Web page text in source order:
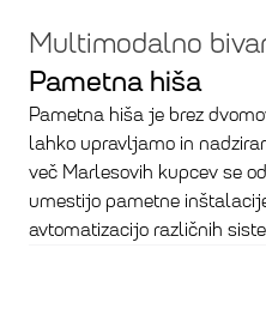
Multimodalno
Pametna hiša
Pametna hiša je brez
lahko upravljamo in
več Marlesovih kupcev se
umestijo pametne
avtomatizacijo različnih